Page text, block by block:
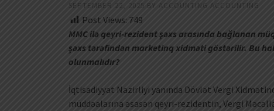
SEPTEMBER 22, 2025 BY ACCOUNTING ACCOUNTING
Post Views: 749
MMC ilə qeyri-rezident şəxs arasında bağlanan
şəxs tərəfindən marketinq xidməti göstərilir. Bu
olunmalıdır?
İqtisadiyyat Nazirliyi yanında Dövlət Vergi
müddəalarına əsasən qeyri-rezidentin, Vergi